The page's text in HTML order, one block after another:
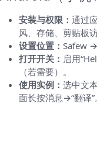
安装与权限： 通过
风、存储、剪贴板
设置位置： Safew
打开开关： 启用
（若需要）。
使用实例： 选中文
面长按消息→“翻译”